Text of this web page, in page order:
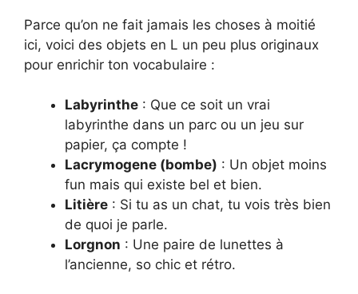
Parce qu’on ne fait jamais les choses à moitié
ici, voici des objets en L un peu plus originaux
pour enrichir ton vocabulaire :
Labyrinthe : Que ce soit un vrai
labyrinthe dans un parc ou un jeu sur
papier, ça compte !
Lacrymogene (bombe) : Un objet moins
fun mais qui existe bel et bien.
Litière : Si tu as un chat, tu vois très bien
de quoi je parle.
Lorgnon : Une paire de lunettes à
l’ancienne, so chic et rétro.